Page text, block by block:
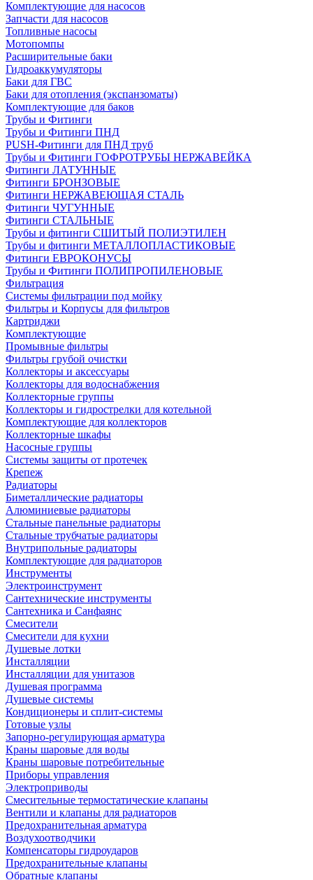
Комплектующие для насосов
Запчасти для насосов
Топливные насосы
Мотопомпы
Расширительные баки
Гидроаккумуляторы
Баки для ГВС
Баки для отопления (экспанзоматы)
Комплектующие для баков
Трубы и Фитинги
Трубы и Фитинги ПНД
PUSH-Фитинги для ПНД труб
Трубы и Фитинги ГОФРОТРУБЫ НЕРЖАВЕЙКА
Фитинги ЛАТУННЫЕ
Фитинги БРОНЗОВЫЕ
Фитинги НЕРЖАВЕЮЩАЯ СТАЛЬ
Фитинги ЧУГУННЫЕ
Фитинги СТАЛЬНЫЕ
Трубы и фитинги СШИТЫЙ ПОЛИЭТИЛЕН
Трубы и фитинги МЕТАЛЛОПЛАСТИКОВЫЕ
Фитинги ЕВРОКОНУСЫ
Трубы и Фитинги ПОЛИПРОПИЛЕНОВЫЕ
Фильтрация
Системы фильтрации под мойку
Фильтры и Корпусы для фильтров
Картриджи
Комплектующие
Промывные фильтры
Фильтры грубой очистки
Коллекторы и аксессуары
Коллекторы для водоснабжения
Коллекторные группы
Коллекторы и гидрострелки для котельной
Комплектующие для коллекторов
Коллекторные шкафы
Насосные группы
Системы защиты от протечек
Крепеж
Радиаторы
Биметаллические радиаторы
Алюминиевые радиаторы
Стальные панельные радиаторы
Стальные трубчатые радиаторы
Внутрипольные радиаторы
Комплектующие для радиаторов
Инструменты
Электроинструмент
Сантехнические инструменты
Сантехника и Санфаянс
Смесители
Смесители для кухни
Душевые лотки
Инсталляции
Инсталляции для унитазов
Душевая программа
Душевые системы
Кондиционеры и сплит-системы
Готовые узлы
Запорно-регулирующая арматура
Краны шаровые для воды
Краны шаровые потребительные
Приборы управления
Электроприводы
Смесительные термостатические клапаны
Вентили и клапаны для радиаторов
Предохранительная арматура
Воздухоотводчики
Компенсаторы гидроударов
Предохранительные клапаны
Обратные клапаны